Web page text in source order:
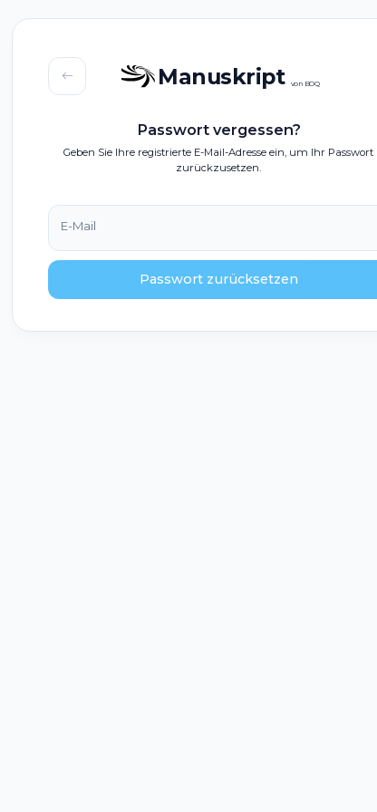
Manuskript von BOQ
Passwort vergessen?
Geben Sie Ihre registrierte E-Mail-Adresse ein, um Ihr Passwort
zurückzusetzen.
E-Mail
Passwort zurücksetzen